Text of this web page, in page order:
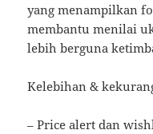
yang menampilkan
membantu menilai
lebih berguna
Kelebihan &
– Price alert dan